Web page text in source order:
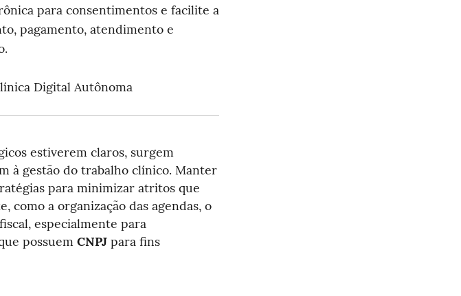
para consentimentos e facilite a
pagamento, atendimento e
Digital Autônoma
estiverem claros, surgem
à gestão do trabalho clínico. Manter
para minimizar atritos que
como a organização das agendas, o
especialmente para
possuem CNPJ para fins